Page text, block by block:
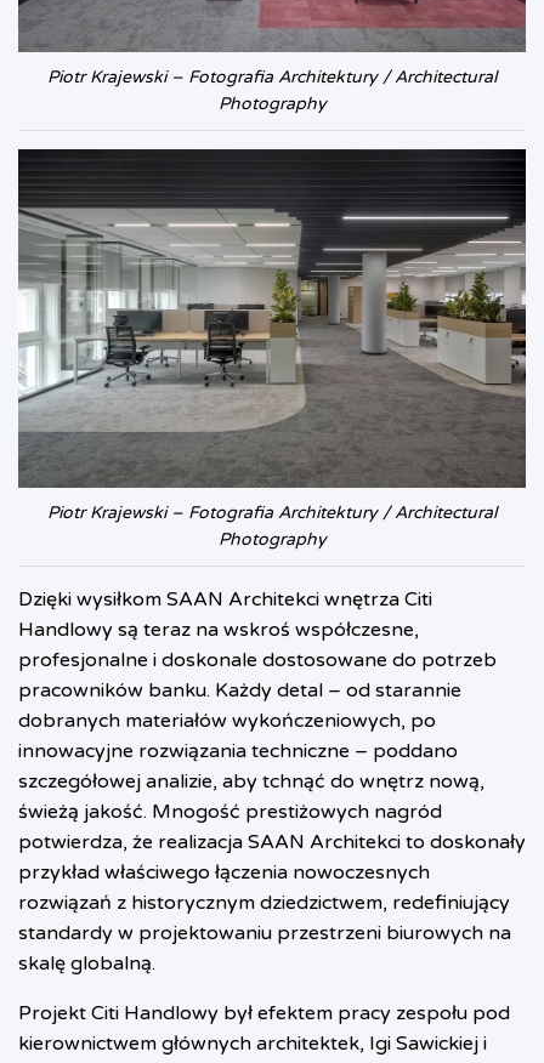
Piotr Krajewski – Fotografia Architektury / Architectural
Photography
Piotr Krajewski – Fotografia Architektury / Architectural
Photography
Dzięki wysiłkom SAAN Architekci wnętrza Citi
Handlowy są teraz na wskroś współczesne,
profesjonalne i doskonale dostosowane do potrzeb
pracowników banku. Każdy detal – od starannie
dobranych materiałów wykończeniowych, po
innowacyjne rozwiązania techniczne – poddano
szczegółowej analizie, aby tchnąć do wnętrz nową,
świeżą jakość. Mnogość prestiżowych nagród
potwierdza, że realizacja SAAN Architekci to doskonały
przykład właściwego łączenia nowoczesnych
rozwiązań z historycznym dziedzictwem, redefiniujący
standardy w projektowaniu przestrzeni biurowych na
skalę globalną.
Projekt Citi Handlowy był efektem pracy zespołu pod
kierownictwem głównych architektek, Igi Sawickiej i